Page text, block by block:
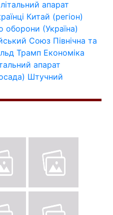
апарат
Китай (регіон)
оборони (Україна)
Союз Північна та
Трамп Економіка
апарат
Штучний